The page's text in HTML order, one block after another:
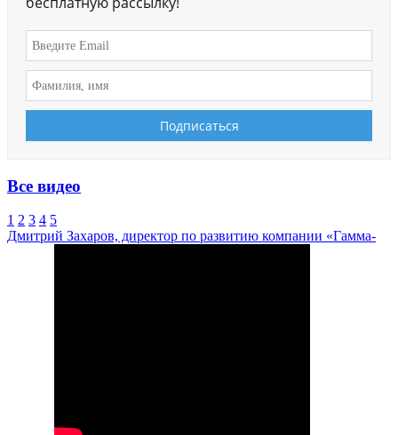
Все видео
1 2 3 4 5
Дмитрий Захаров, директор по развитию компании «Гамма-